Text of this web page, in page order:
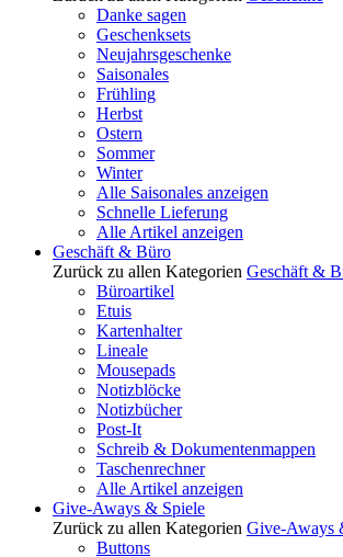
Danke sagen
Geschenksets
Neujahrsgeschenke
Saisonales
Frühling
Herbst
Ostern
Sommer
Winter
Alle Saisonales anzeigen
Schnelle Lieferung
Alle Artikel anzeigen
Geschäft & Büro
Zurück zu allen Kategorien Geschäft &
Büroartikel
Etuis
Kartenhalter
Lineale
Mousepads
Notizblöcke
Notizbücher
Post-It
Schreib & Dokumentenmappen
Taschenrechner
Alle Artikel anzeigen
Give-Aways & Spiele
Zurück zu allen Kategorien Give-Aways
Buttons